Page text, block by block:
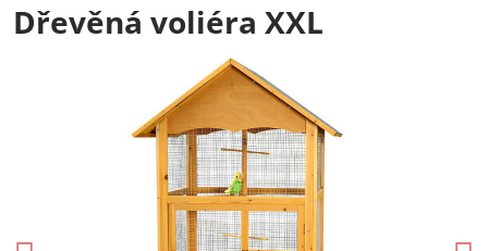
Dřevěná voliéra XXL